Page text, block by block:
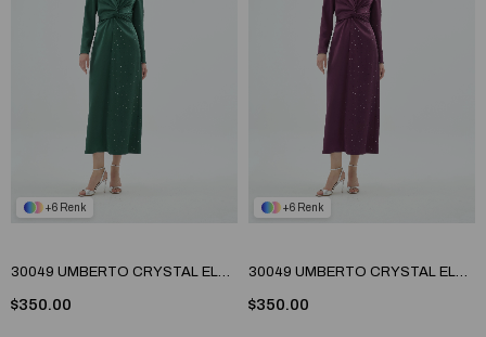
6
$350.00
6
$350.00